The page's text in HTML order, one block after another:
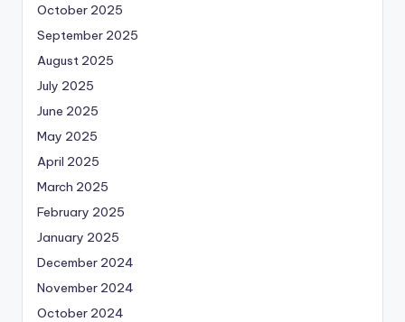
October 2025
September 2025
August 2025
July 2025
June 2025
May 2025
April 2025
March 2025
February 2025
January 2025
December 2024
November 2024
October 2024